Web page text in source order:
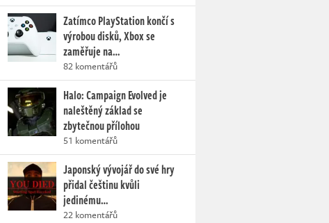
Zatímco PlayStation končí s
výrobou disků, Xbox se
zaměřuje na…
82 komentářů
Halo: Campaign Evolved je
naleštěný základ se
zbytečnou přílohou
51 komentářů
Japonský vývojář do své hry
přidal češtinu kvůli
jedinému…
22 komentářů